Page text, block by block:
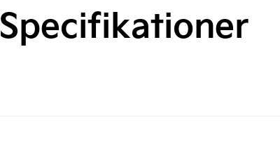
Specifikationer